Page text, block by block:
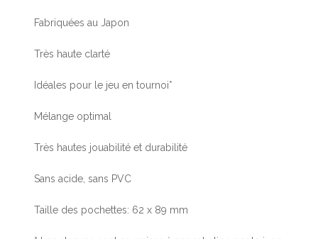
Fabriquées au Japon
Très haute clarté
Idéales pour le jeu en tournoi*
Mélange optimal
Très hautes jouabilité et durabilité
Sans acide, sans PVC
Taille des pochettes: 62 x 89 mm